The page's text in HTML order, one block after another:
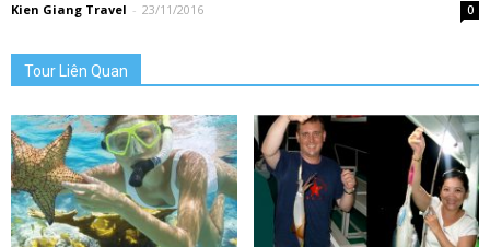
Kien Giang Travel - 23/11/2016 0
Tour Liên Quan